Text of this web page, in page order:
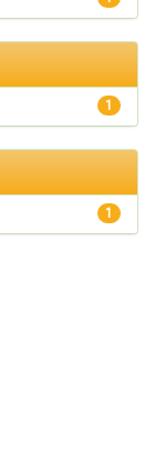
1
1